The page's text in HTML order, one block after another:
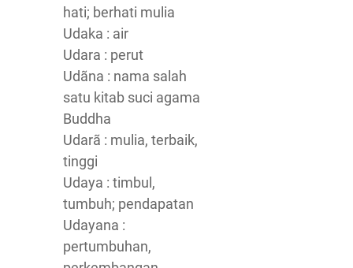
hati; berhati mulia
Udaka : air
Udara : perut
Udãna : nama salah
satu kitab suci agama
Buddha
Udarã : mulia, terbaik,
tinggi
Udaya : timbul,
tumbuh; pendapatan
Udayana :
pertumbuhan,